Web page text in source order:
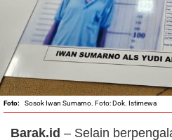
Sosok Iwan Sumarno. Foto: Dok. Istimewa
Barak.id – Selain